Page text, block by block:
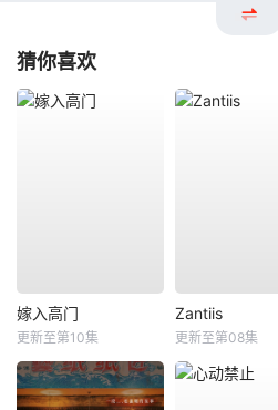
猜你喜欢
嫁入高门
更新至第10集
Zantiis
更新至第08集